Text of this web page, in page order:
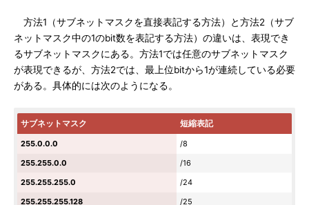
方法1（サブネットマスクを直接表記する方法）と方法2（サブ
ネットマスク中の1のbit数を表記する方法）の違いは、表現でき
るサブネットマスクにある。方法1では任意のサブネットマスク
が表現できるが、方法2では、最上位bitから1が連続している必要
がある。具体的には次のようになる。
サブネットマスク 短縮表記
255.0.0.0
/8
255.255.0.0
/16
255.255.255.0
/24
255.255.255.128
/25